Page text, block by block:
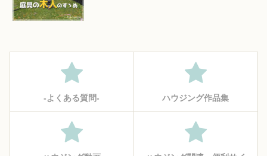
‐よくある質問‐ ハウジング作品集